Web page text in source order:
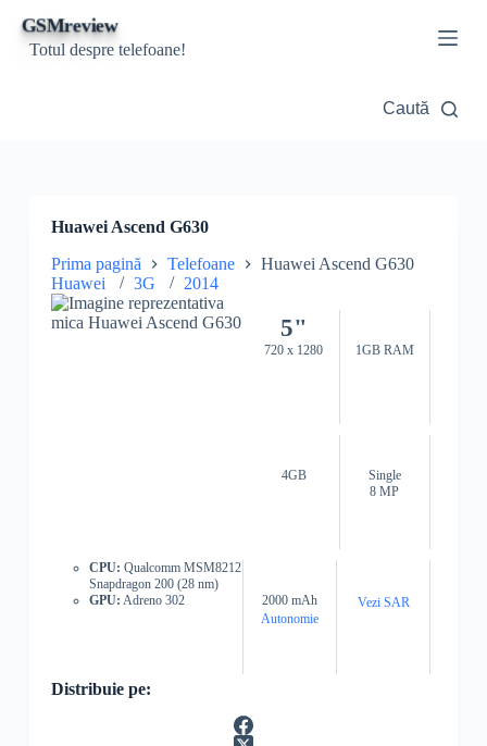
S
a
GSMreview
Totul despre telefoane!
Caută
Huawei Ascend G630
Prima pagină Telefoane
Huawei Ascend G630
Huawei
3G 2014
5"
720 x 1280 1GB RAM
4GB
Single
8 MP
CPU: Qualcomm MSM8212
Snapdragon 200 (28 nm)
GPU: Adreno 302
2000 mAh
Autonomie
Vezi SAR
Distribuie pe: